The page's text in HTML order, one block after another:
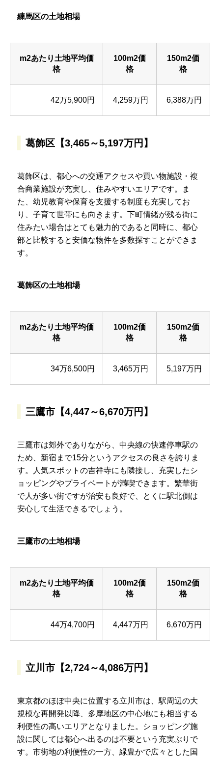
練馬区の土地相場
m2あたり土地平均価
格
100m2価
格
150m2価
格
42万5,900円 4,259万円 6,388万円
葛飾区【3,465～5,197万円】
葛飾区は、都心への交通アクセスや買い物施設・複
合商業施設が充実し、住みやすいエリアです。ま
た、幼児教育や保育を支援する制度も充実してお
り、子育て世帯にも向きます。下町情緒が残る街に
住みたい場合はとても魅力的であると同時に、都心
部と比較すると安価な物件を多数探すことができま
す。
葛飾区の土地相場
m2あたり土地平均価
格
100m2価
格
150m2価
格
34万6,500円 3,465万円 5,197万円
三鷹市【4,447～6,670万円】
三鷹市は郊外でありながら、中央線の快速停車駅の
ため、新宿まで15分というアクセスの良さを誇りま
す。人気スポットの吉祥寺にも隣接し、充実したシ
ョッピングやプライベートが満喫できます。繁華街
で人が多い街ですが治安も良好で、とくに駅北側は
安心して生活できるでしょう。
三鷹市の土地相場
m2あたり土地平均価
格
100m2価
格
150m2価
格
44万4,700円 4,447万円 6,670万円
立川市【2,724～4,086万円】
東京都のほぼ中央に位置する立川市は、駅周辺の大
規模な再開発以降、多摩地区の中心地にも相当する
利便性の高いエリアとなりました。ショッピング施
設に関しては都心へ出るのは不要という充実ぶりで
す。市街地の利便性の一方、緑豊かで広々とした国